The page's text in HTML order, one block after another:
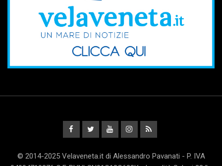
© 2014-2025 Velaveneta.it di Alessandro Pavanati - P. IVA